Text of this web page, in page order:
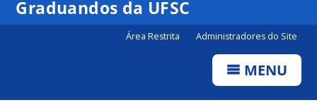
Graduandos da UFSC
Área Restrita Administradores do Site
MENU